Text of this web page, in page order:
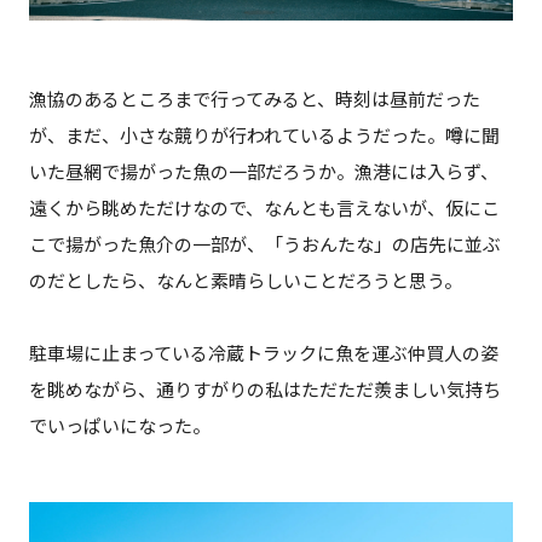
漁協のあるところまで行ってみると、時刻は昼前だった
が、まだ、小さな競りが行われているようだった。噂に聞
いた昼網で揚がった魚の一部だろうか。漁港には入らず、
遠くから眺めただけなので、なんとも言えないが、仮にこ
こで揚がった魚介の一部が、「うおんたな」の店先に並ぶ
のだとしたら、なんと素晴らしいことだろうと思う。
駐車場に止まっている冷蔵トラックに魚を運ぶ仲買人の姿
を眺めながら、通りすがりの私はただただ羨ましい気持ち
でいっぱいになった。